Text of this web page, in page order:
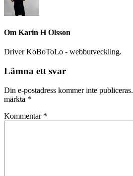
Om Karin H Olsson
Driver KoBoToLo - webbutveckling.
Lämna ett svar
Din e-postadress kommer inte publiceras.
märkta *
Kommentar *